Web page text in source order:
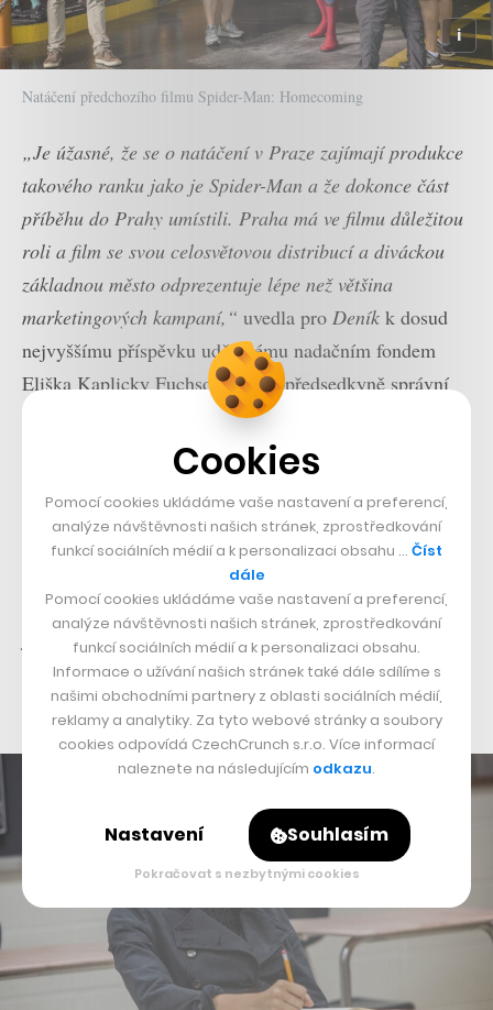
Natáčení předchozího filmu Spider-Man: Homecoming
„Je úžasné, že se o natáčení v Praze zajímají produkce
takového ranku jako je Spider-Man a že dokonce část
příběhu do Prahy umístili. Praha má ve filmu důležitou
roli a film se svou celosvětovou distribucí a diváckou
základnou město odprezentuje lépe než většina
marketingových kampaní,“ uvedla pro Deník k dosud
nejvyššímu příspěvku udělenému nadačním fondem
Eliška Kaplicky Fuchsová, místopředsedkyně správní
To, jak moc je další marvelovský velkofilm z produkce
Sony pro Prahu důležitý, dokazuje i výše podpory pro
další filmy v rámci poslední výzvy. Příspěvek v hodnotě
1,25 milionu korun získala italská komedie scénáristy a
režiséra Fabia ResinaraTím to nekončí, 800 tisíc korun
jde pro televizní film stanice ARDDiplomatka: Pražské
nocia 750 tisíc získal český snímekModelářrežiséra
Petra Zelenky.
Cookies
Pomocí cookies ukládáme vaše nastavení a preferencí,
analýze návštěvnosti našich stránek, zprostředkování
funkcí sociálních médií a k personalizaci obsahu … Číst
dále
Pomocí cookies ukládáme vaše nastavení a preferencí,
analýze návštěvnosti našich stránek, zprostředkování
funkcí sociálních médií a k personalizaci obsahu.
Informace o užívání našich stránek také dále sdílíme s
našimi obchodními partnery z oblasti sociálních médií,
reklamy a analytiky. Za tyto webové stránky a soubory
cookies odpovídá CzechCrunch s.r.o. Více informací
naleznete na následujícím odkazu.
Nastavení Souhlasím
Pokračovat s nezbytnými cookies